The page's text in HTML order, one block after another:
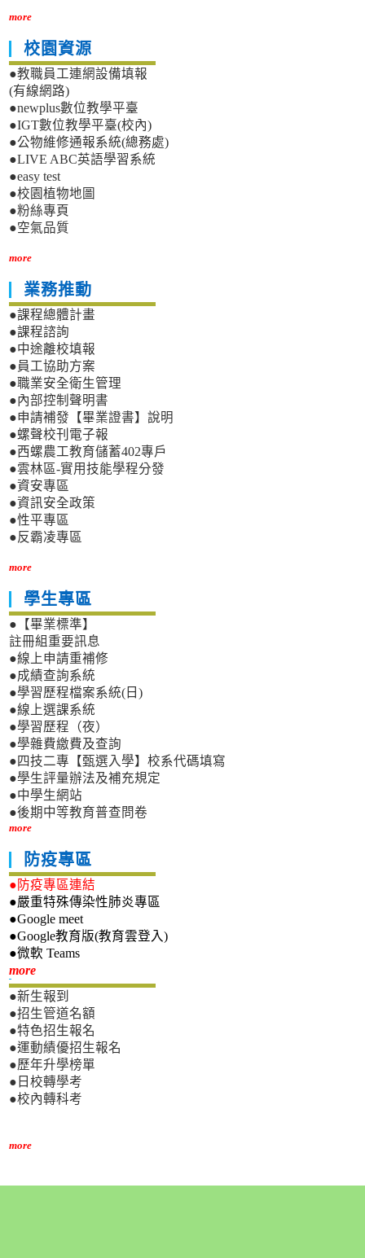
more
校園資源
●教職員工連網設備填報
(有線網路)
●newplus數位教學平臺
●IGT數位教學平臺(校內)
●公物維修通報系統(總務處)
●LIVE ABC英語學習系統
●easy test
●校園植物地圖
●粉絲專頁
●空氣品質
more
業務推動
●課程總體計畫
●課程諮詢
●中途離校填報
●員工協助方案
●職業安全衛生管理
●內部控制聲明書
●申請補發【畢業證書】說明
●螺聲校刊電子報
●西螺農工教育儲蓄402專戶
●雲林區-實用技能學程分發
●資安專區
●資訊安全政策
●性平專區
●反霸凌專區
more
學生專區
●【畢業標準】
註冊組重要訊息
●線上申請重補修
●成績查詢系統
●學習歷程檔案系統(日)
●線上選課系統
●學習歷程（夜）
●學雜費繳費及查詢
●四技二專【甄選入學】校系代碼填寫
●學生評量辦法及補充規定
●中學生網站
●後期中等教育普查問卷
more
防疫專區
●防疫專區連結
●嚴重特殊傳染性肺炎專區
●Google meet
●Google教育版(教育雲登入)
●微軟 Teams
more新生專區
●新生報到
●招生管道名額
●特色招生報名
●運動績優招生報名
●歷年升學榜單
●日校轉學考
●校內轉科考
more